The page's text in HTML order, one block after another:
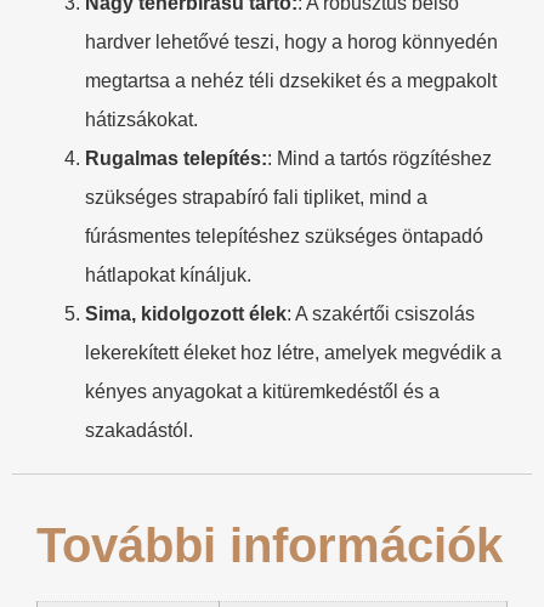
hardver lehetővé teszi, hogy a horog könnyedén
megtartsa a nehéz téli dzsekiket és a megpakolt
hátizsákokat.
Rugalmas telepítés:: Mind a tartós rögzítéshez
szükséges strapabíró fali tipliket, mind a
fúrásmentes telepítéshez szükséges öntapadó
hátlapokat kínáljuk.
Sima, kidolgozott élek: A szakértői csiszolás
lekerekített éleket hoz létre, amelyek megvédik a
kényes anyagokat a kitüremkedéstől és a
szakadástól.
További információk